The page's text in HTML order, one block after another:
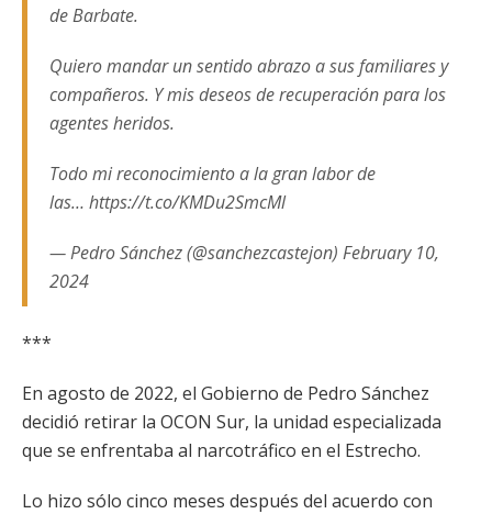
de Barbate.
Quiero mandar un sentido abrazo a sus familiares y
compañeros. Y mis deseos de recuperación para los
agentes heridos.
Todo mi reconocimiento a la gran labor de
las… https://t.co/KMDu2SmcMl
— Pedro Sánchez (@sanchezcastejon) February 10,
2024
***
En agosto de 2022, el Gobierno de Pedro Sánchez
decidió retirar la OCON Sur, la unidad especializada
que se enfrentaba al narcotráfico en el Estrecho.
Lo hizo sólo cinco meses después del acuerdo con